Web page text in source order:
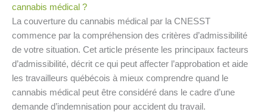
cannabis médical ?
La couverture du cannabis médical par la CNESST
commence par la compréhension des critères d’admissibilité
de votre situation. Cet article présente les principaux facteurs
d’admissibilité, décrit ce qui peut affecter l’approbation et aide
les travailleurs québécois à mieux comprendre quand le
cannabis médical peut être considéré dans le cadre d’une
demande d’indemnisation pour accident du travail.